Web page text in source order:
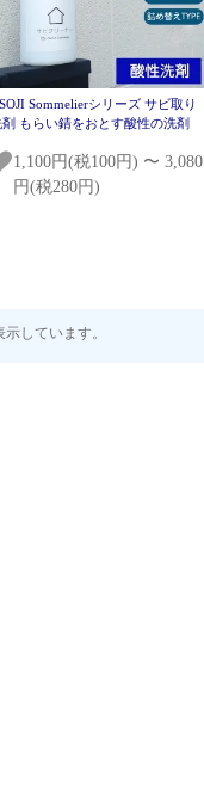
Sommelierシリーズ サビ取り
剤 もらい錆をおとす酸性の洗剤
1,100円(税100円) 〜 3,080
円(税280円)
しています。